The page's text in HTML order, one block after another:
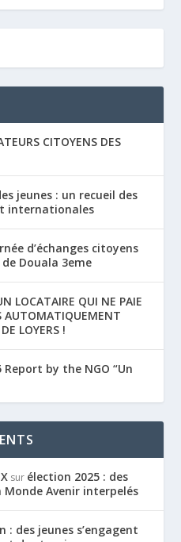
CITOYENS DES
jeunes : un recueil des
internationales
d’échanges citoyens
Douala 3eme
LOCATAIRE QUI NE PAIE
AUTOMATIQUEMENT
LOYERS !
Report by the NGO “Un
sur élection 2025 : des
Monde Avenir interpelés
: des jeunes s’engagent